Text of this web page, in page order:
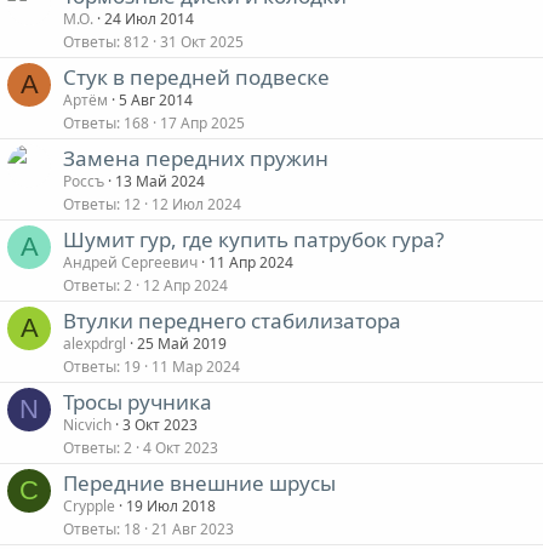
М.О. 24 Июл 2014
Ответы 812 31 Окт 2025
А Стук в передней подвеске
Артём 5 Авг 2014
Ответы 168 17 Апр 2025
Замена передних пружин
Россъ 13 Май 2024
Ответы 12 12 Июл 2024
А Шумит гур, где купить патрубок гура?
Андрей Сергеевич 11 Апр 2024
Ответы 2 12 Апр 2024
A Втулки переднего стабилизатора
alexpdrgl 25 Май 2019
Ответы 19 11 Мар 2024
N Тросы ручника
Nicvich 3 Окт 2023
Ответы 2 4 Окт 2023
C Передние внешние шрусы
Crypple
19 Июл 2018
Ответы 18 21 Авг 2023